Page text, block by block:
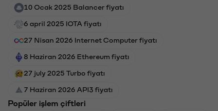
10 Ocak 2025 Balancer fiyatı
6 april 2025 IOTA fiyatı
27 Nisan 2026 Internet Computer fiyatı
8 Haziran 2026 Ethereum fiyatı
27 july 2025 Turbo fiyatı
7 Haziran 2026 API3 fiyatı
Popüler işlem çiftleri